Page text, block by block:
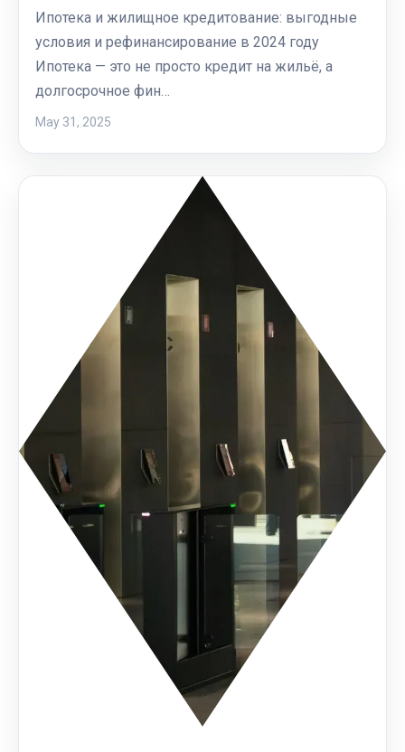
Ипотека и жилищное кредитование: выгодные
условия и рефинансирование в 2024 году
Ипотека — это не просто кредит на жильё, а
долгосрочное фин…
May 31, 2025